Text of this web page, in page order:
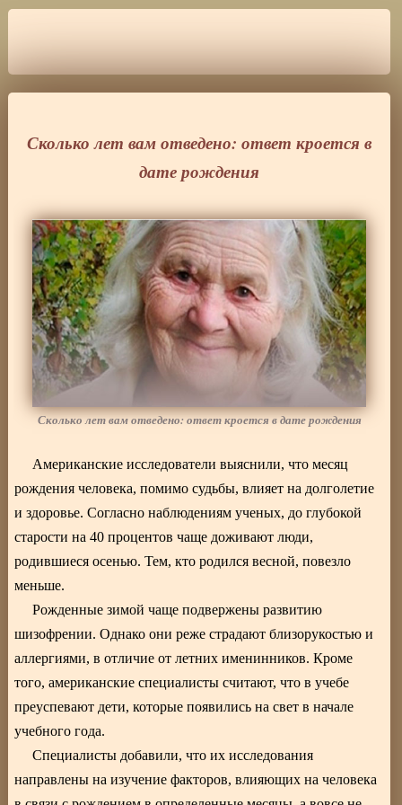
Сколько лет вам отведено: ответ кроется в
дате рождения
Сколько лет вам отведено: ответ кроется в дате рождения
Американские исследователи выяснили, что месяц
рождения человека, помимо судьбы, влияет на долголетие
и здоровье. Согласно наблюдениям ученых, до глубокой
старости на 40 процентов чаще доживают люди,
родившиеся осенью. Тем, кто родился весной, повезло
меньше.
Рожденные зимой чаще подвержены развитию
шизофрении. Однако они реже страдают близорукостью и
аллергиями, в отличие от летних именинников. Кроме
того, американские специалисты считают, что в учебе
преуспевают дети, которые появились на свет в начале
учебного года.
Специалисты добавили, что их исследования
направлены на изучение факторов, влияющих на человека